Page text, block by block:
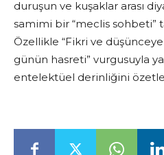
duruşun ve kuşaklar arası
samimi bir “meclis sohbeti”
Özellikle “Fikri ve
günün hasreti” vurgusuyla
entelektüel derinliğini